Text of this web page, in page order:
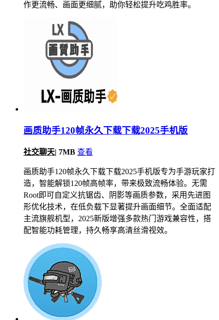
作更流畅、画面更细腻，助你轻松提升吃鸡胜率。
画质助手120帧永久下载下载2025手机版
社交聊天| 7MB 查看
画质助手120帧永久下载下载2025手机版专为手游玩家打
造，智能解锁120帧高帧率，带来极致流畅体验。无需
Root即可自定义抗锯齿、阴影等画质参数，采用先进图
形优化技术，在低负载下显著提升画面细节。全面适配
主流旗舰机型，2025新版增强多款热门游戏兼容性，搭
配智能功耗管理，持久畅享高清丝滑视效。